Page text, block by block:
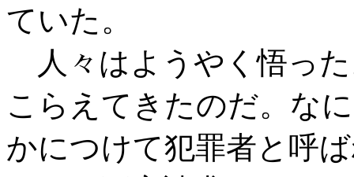
ていた。
人々はようやく悟っ
こらえてきたのだ。なに
かにつけて犯罪者と呼